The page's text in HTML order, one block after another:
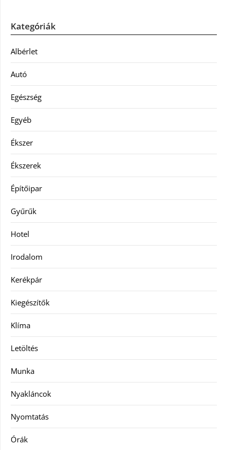
Kategóriák
Albérlet
Autó
Egészség
Egyéb
Ékszer
Ékszerek
Építőipar
Gyűrűk
Hotel
Irodalom
Kerékpár
Kiegészítők
Klíma
Letöltés
Munka
Nyakláncok
Nyomtatás
Órák